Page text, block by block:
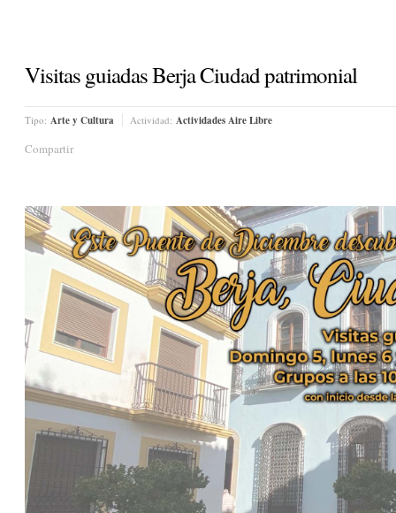
Visitas guiadas Berja Ciudad patrimonial
Tipo: Arte y Cultura Actividad: Actividades Aire Libre
Compartir